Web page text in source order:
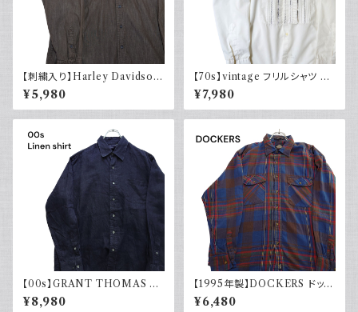
【刺繍入り】Harley Davidson
ハーレーダビッドソン 長袖シャ
ツ 古着 ノーカラー
¥5,980
【70s】vintage フリルシャツ ヴ
ィンテージ古着 長袖シャツ ドレ
スシャツ 白 ホワイト系 1970年
代 レトロ
¥7,980
【00s】GRANT THOMAS 古
着 長袖リネンシャツ ネイビー
アメカジ古着
¥8,980
【1995年製】DOCKERS ドッカ
ーズ チェックシャツ ダブルポケ
ット 古着 アメカジ リーバイス
¥6,480